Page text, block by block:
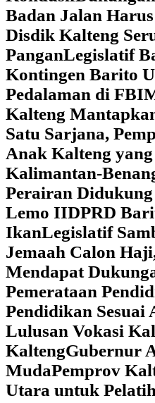
Badan Jalan
Disdik Kalteng
PanganLegislatif
Kontingen Barito
Pedalaman di
Kalteng
Satu Sarjana,
Anak Kalteng
Kalimantan-
Perairan
Lemo IIDPRD
IkanLegislatif
Jemaah Calon
Mendapat
Pemerataan
Pendidikan Sesuai
Lulusan Vokasi
Kalteng‎Gubernur
Muda‎Pemprov
Utara untuk